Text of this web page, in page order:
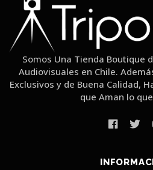
Somos Una Tienda Boutique
Audiovisuales en Chile.
Exclusivos y de Buena Calidad,
que Aman lo